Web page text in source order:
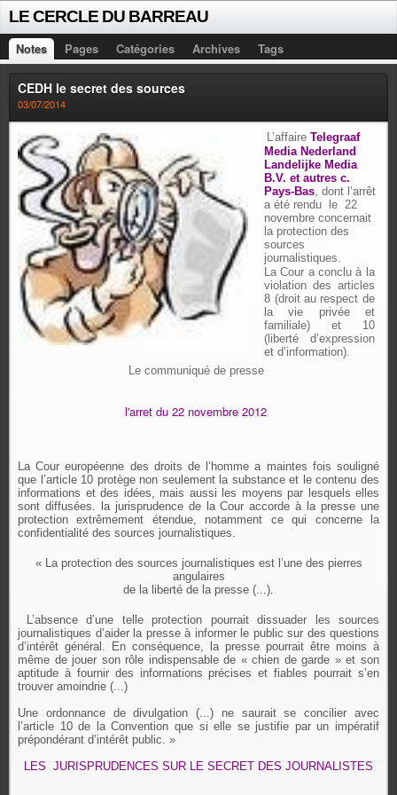
LE CERCLE DU BARREAU
Notes Pages Catégories Archives Tags
CEDH le secret des sources
03/07/2014
L’affaireTelegraaf
Media Nederland
Landelijke Media
B.V. et autres c.
Pays-Bas, dont l’arrêt
a été rendu
le 22
novembre concernait
la protection des
sources
journalistiques.
La Cour a conclu à la
violation des articles
8 (droit au respect de
la vie privée et
familiale) et 10
(liberté d’expression
et d’information).
Le communiqué de presse
l'arret du 22 novembre 2012
La Cour européenne des droits de l’homme a maintes fois souligné
que l’article 10 protège non seulement la substance et le contenu des
informations et des idées, mais aussi les moyens par lesquels elles
sont diffusées. la jurisprudence de la Cour accorde à la presse une
protection extrêmement étendue, notamment ce qui concerne la
confidentialité des sources journalistiques.
« La protection des sources journalistiques est l’une des pierres
angulaires
de la liberté de la presse (...).
L’absence d’une telle protection pourrait dissuader les sources
journalistiques d’aider la presse à informer le public sur des questions
d’intérêt général. En conséquence, la presse pourrait être moins à
même de jouer son rôle indispensable de « chien de garde » et son
aptitude à fournir des informations précises et fiables pourrait s’en
trouver amoindrie (...)
Une ordonnance de divulgation (...) ne saurait se concilier avec
l’article 10 de la Convention que si elle se justifie par un impératif
prépondérant d’intérêt public. »
LES JURISPRUDENCES SUR LE SECRET DES JOURNALISTES